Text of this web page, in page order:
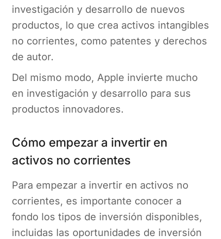
investigación y desarrollo de nuevos
productos, lo que crea activos intangibles
no corrientes, como patentes y derechos
de autor.
Del mismo modo, Apple invierte mucho
en investigación y desarrollo para sus
productos innovadores.
Cómo empezar a invertir en
activos no corrientes
Para empezar a invertir en activos no
corrientes, es importante conocer a
fondo los tipos de inversión disponibles,
incluidas las oportunidades de inversión